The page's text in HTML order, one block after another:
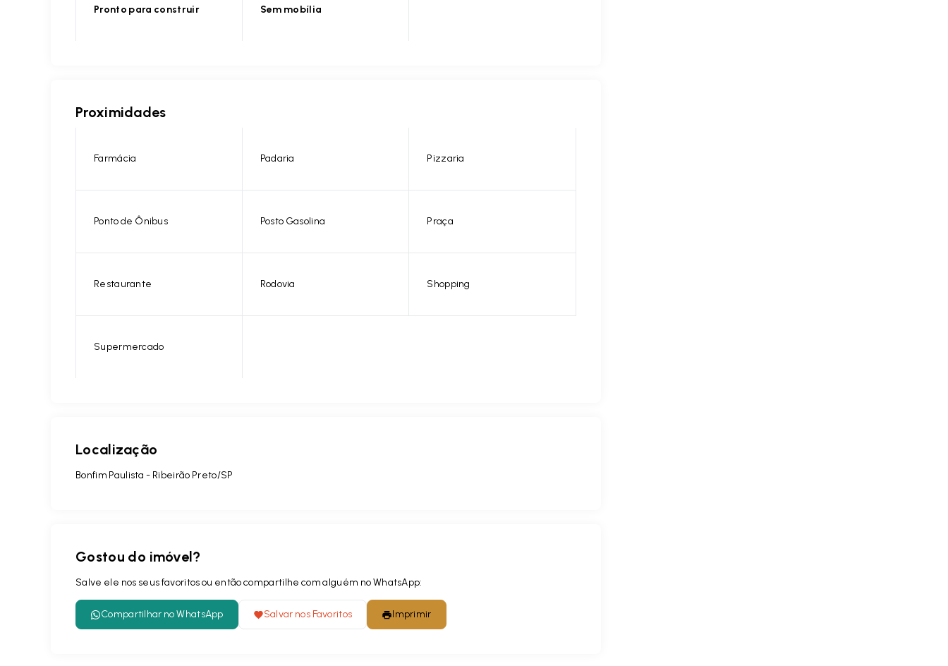
Pronto para construir
Sem mobília
Proximidades
Farmácia Padaria Pizzaria
Ponto de Ônibus Posto Gasolina Praça
Restaurante Rodovia Shopping
Supermercado
Localização
Bonfim Paulista - Ribeirão Preto/SP
Gostou do imóvel?
Salve ele nos seus favoritos ou então compartilhe com alguém no WhatsApp:
Compartilhar no WhatsApp Salvar nos Favoritos Imprimir